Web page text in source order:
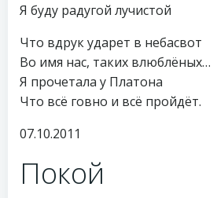
Я буду радугой лучистой
Что вдрук ударет в небасвот
Во имя нас, таких влюблёных…
Я прочетала у Платона
Что всё говно и всё пройдёт.
07.10.2011
Покой